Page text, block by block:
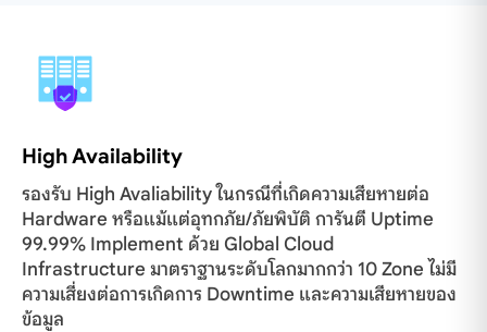
High Availability
รองรับ High Avaliability ในกรณีที่เกิดความเสียหายต่อ
Hardware หรือแม้แต่อุทกภัย/ภัยพิบัติ การันตี Uptime
99.99% Implement ด้วย Global Cloud
Infrastructure มาตราฐานระดับโลกมากกว่า 10 Zone ไม่มี
ความเสี่ยงต่อการเกิดการ Downtime และความเสียหายของ
ข้อมูล